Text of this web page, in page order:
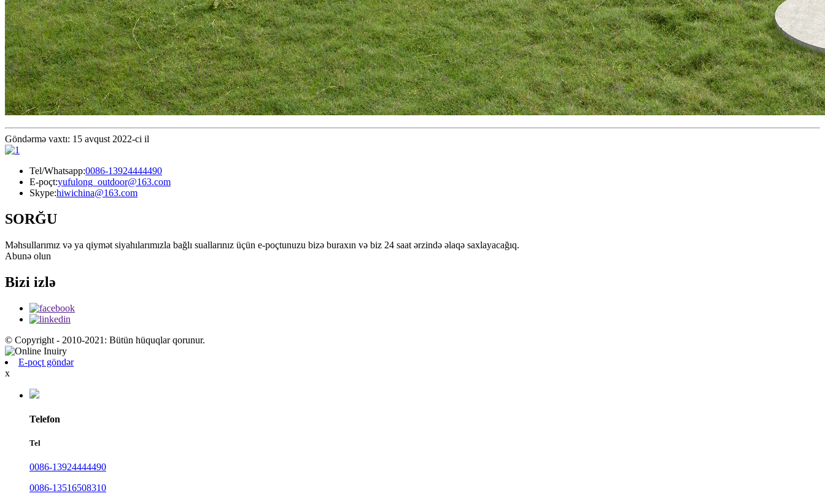
Göndərmə vaxtı: 15 avqust 2022-ci il
Tel/Whatsapp:0086-13924444490
E-poçt:yufulong_outdoor@163.com
Skype:hiwichina@163.com
SORĞU
Məhsullarımız və ya qiymət siyahılarımızla bağlı suallarınız üçün e-poçtunuzu bizə buraxın və biz 24 saat ərzində əlaqə saxlayacağıq.
Abunə olun
Bizi izlə
© Copyright - 2010-2021: Bütün hüquqlar qorunur.
E-poçt göndər
x
Telefon
Tel
0086-13924444490
0086-13516508310